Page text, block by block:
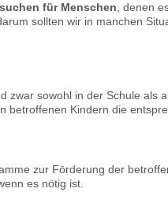
für Menschen , denen
sollten wir in manchen
zwar sowohl in der Schule als
betroffenen Kindern die
zur Förderung der
es nötig ist.